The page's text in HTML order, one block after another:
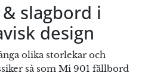
slagbord i
design
olika storlekar och
så som Mi 901 fällbord